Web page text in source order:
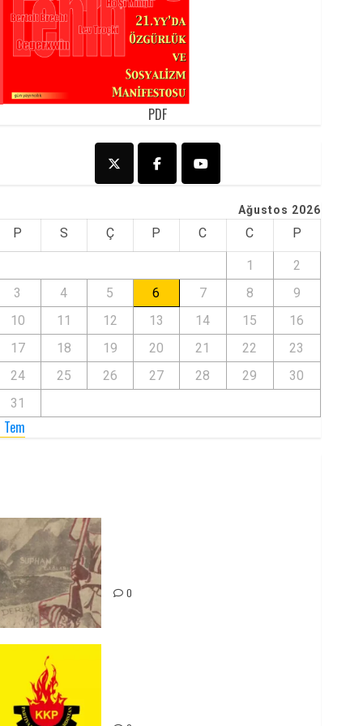
PDF
Ağustos 2026
P S Ç P C C P
1
2
3
4 5 6 7 8
9
10
11 12 13 14 15
16
17
18 19 20 21 22
23
24
25 26 27 28 29
30
31
0